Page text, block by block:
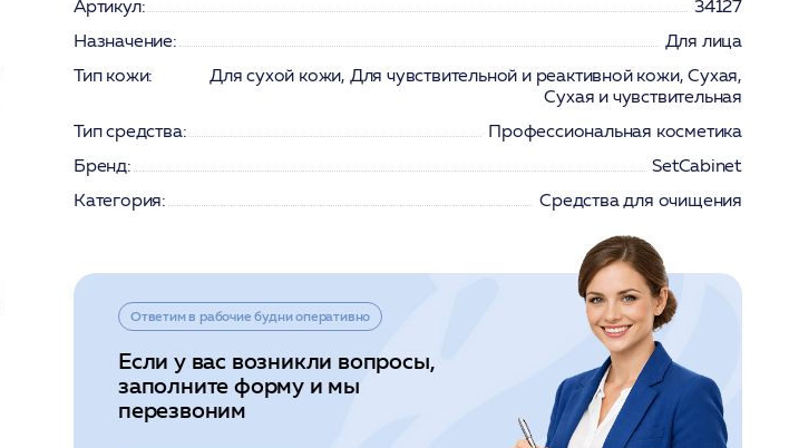
Артикул:
34127
Назначение:
Для лица
Тип кожи:
Для сухой кожи, Для чувствительной и реактивной кожи, Сухая,
Сухая и чувствительная
Тип средства:
Профессиональная косметика
Бренд:
SetCabinet
Категория:
Средства для очищения
Ответим в рабочие будни оперативно
Если у вас возникли вопросы,
заполните форму и мы
перезвоним